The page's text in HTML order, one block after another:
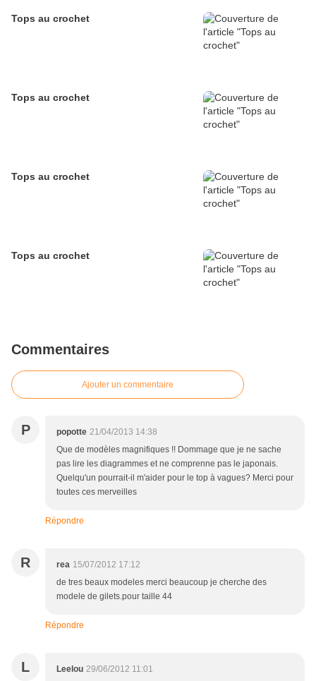
Tops au crochet
Tops au crochet
Tops au crochet
Tops au crochet
Commentaires
Ajouter un commentaire
P popotte 21/04/2013 14:38
Que de modèles magnifiques !! Dommage que je ne sache
pas lire les diagrammes et ne comprenne pas le japonais.
Quelqu'un pourrait-il m'aider pour le top à vagues? Merci pour
toutes ces merveilles
Répondre
R rea 15/07/2012 17:12
de tres beaux modeles merci beaucoup je cherche des
modele de gilets.pour taille 44
Répondre
L Leelou 29/06/2012 11:01